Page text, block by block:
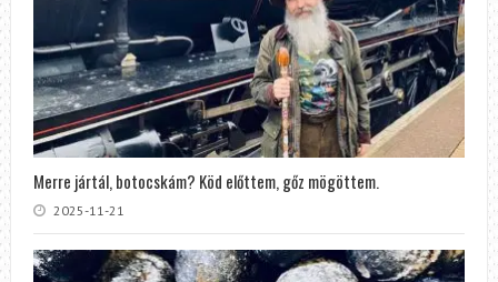
Merre jártál, botocskám? Köd előttem, gőz mögöttem.
2025-11-21